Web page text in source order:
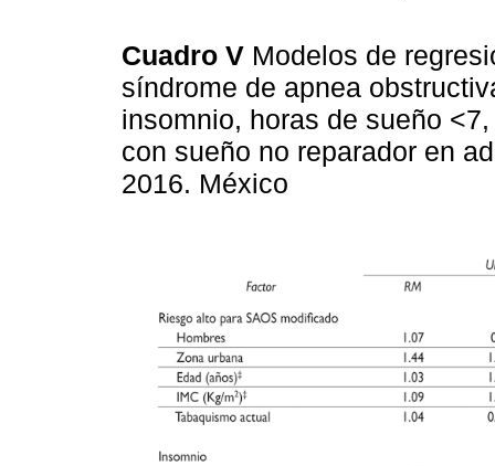
Cuadro V Modelos de
síndrome de apnea
insomnio, horas de sueño
con sueño no reparador en
2016. México